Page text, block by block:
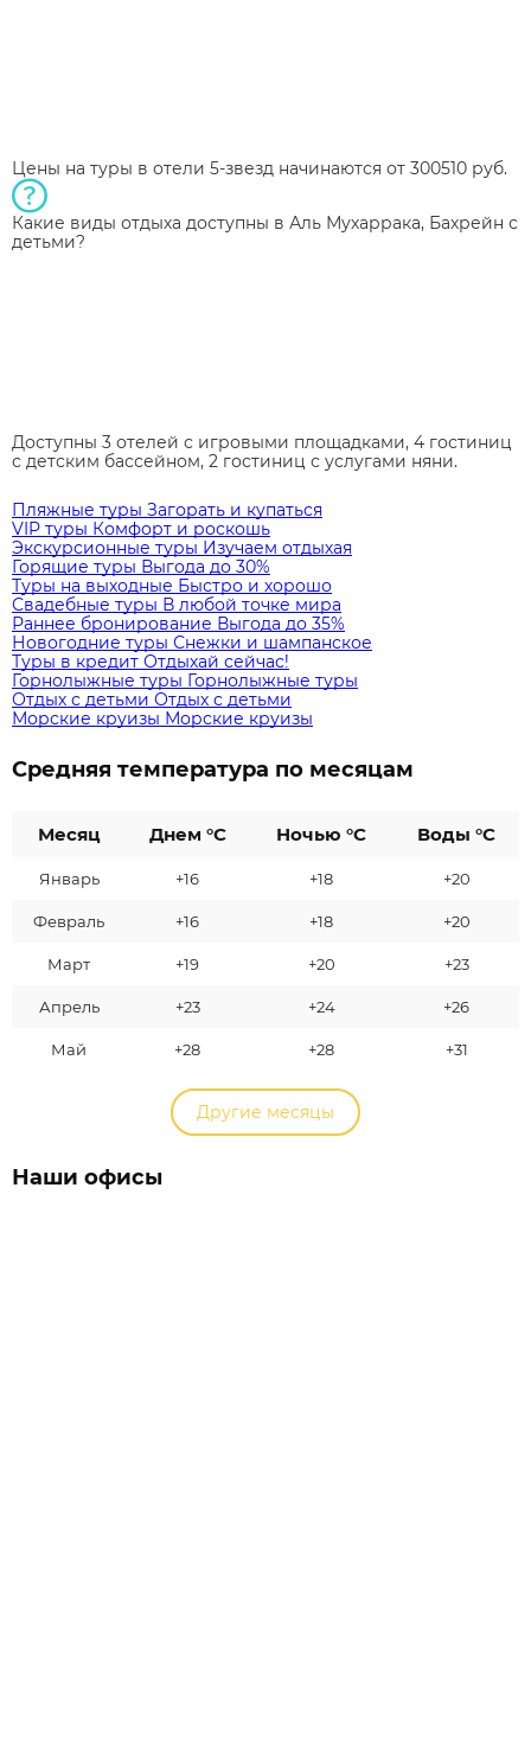
Цены на туры в отели 5-звезд начинаются от 300510 руб.
Какие виды отдыха доступны в Аль Мухаррака, Бахрейн с
детьми?
Доступны 3 отелей с игровыми площадками, 4 гостиниц
с детским бассейном, 2 гостиниц с услугами няни.
Пляжные туры Загорать и купаться
VIP туры Комфорт и роскошь
Экскурсионные туры Изучаем отдыхая
Горящие туры Выгода до 30%
Туры на выходные Быстро и хорошо
Свадебные туры В любой точке мира
Раннее бронирование Выгода до 35%
Новогодние туры Снежки и шампанское
Туры в кредит Отдыхай сейчас!
Горнолыжные туры Горнолыжные туры
Отдых с детьми Отдых с детьми
Морские круизы Морские круизы
Средняя температура по месяцам
Месяц Днем °C Ночью °C Воды °C
Январь +16 +18 +20
Февраль +16 +18 +20
Март +19 +20 +23
Апрель +23 +24 +26
Май +28 +28 +31
Другие месяцы
Наши офисы